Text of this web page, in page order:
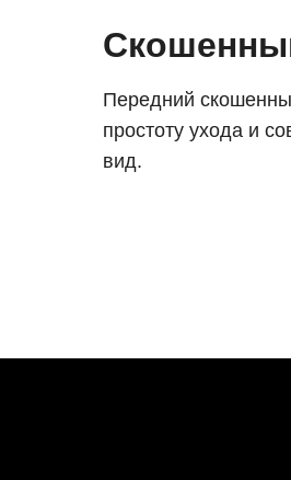
Передний
простоту ухода и
вид.